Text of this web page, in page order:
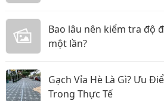
Bao lâu nên kiểm tra độ
một lần?
Gạch Vỉa Hè Là Gì? Ưu
Trong Thực Tế